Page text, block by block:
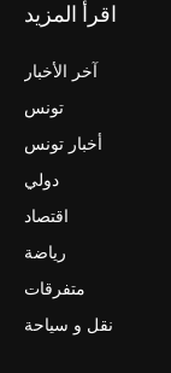
اقرأ المزيد
آخر الأخبار
تونس
أخبار تونس
دولي
اقتصاد
رياضة
متفرقات
نقل و سياحة